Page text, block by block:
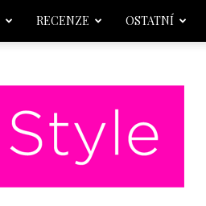
RECENZE OSTATNÍ